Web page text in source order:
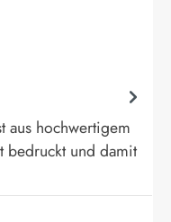
aus hochwertigem
bedruckt und damit